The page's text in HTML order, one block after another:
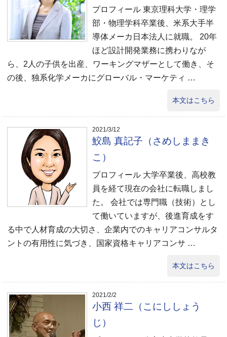
プロフィール 東京理科大学・理学
部・物理学科卒業後、米系大手半
導体メーカ日本法人に就職。 20年
ほど設計開発業務に携わりなが
ら、2人の子供を出産、ワーキングマザーとして働き、そ
の後、独系化学メーカにグローバル・マーケティ …
本文はこちら
2021/3/12
鮫島 真記子（さめしままき
こ）
プロフィール 大学卒業後、高校教
員を経て現在の会社に転職しまし
た。 会社では専門職（技術）とし
て働いていますが、後進育成をす
る中で人材育成の大切さ、企業内でのキャリアコンサルタ
ントの有用性に気づき、国家資格キャリアコンサ …
本文はこちら
2021/2/2
小西 祥二（こにししょう
じ）